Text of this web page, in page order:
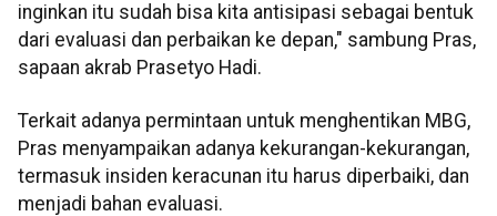
inginkan itu sudah bisa kita antisipasi sebagai bentuk
dari evaluasi dan perbaikan ke depan," sambung Pras,
sapaan akrab Prasetyo Hadi.
Terkait adanya permintaan untuk menghentikan MBG,
Pras menyampaikan adanya kekurangan-kekurangan,
termasuk insiden keracunan itu harus diperbaiki, dan
menjadi bahan evaluasi.